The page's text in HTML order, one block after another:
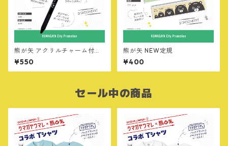
熊が矢 アクリルチャーム付ボ
ールペン
¥550
熊が矢 NEW定規
¥400
セール中の商品